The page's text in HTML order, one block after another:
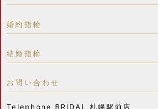
婚約指輪
結婚指輪
お問い合わせ
Telephone BRIDAL 札幌駅前店